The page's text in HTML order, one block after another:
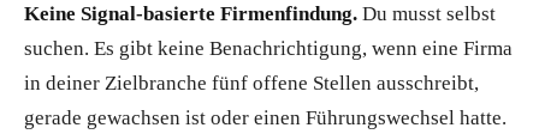
Keine Signal-basierte Firmenfindung. Du musst selbst
suchen. Es gibt keine Benachrichtigung, wenn eine Firma
in deiner Zielbranche fünf offene Stellen ausschreibt,
gerade gewachsen ist oder einen Führungswechsel hatte.